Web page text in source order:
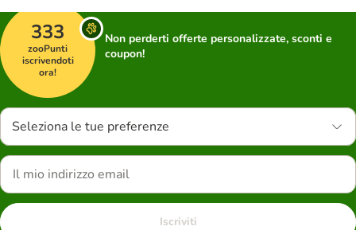
333
zooPunti
iscrivendoti
ora!
Non perderti offerte personalizzate, sconti e
coupon!
Seleziona le tue preferenze
Iscriviti